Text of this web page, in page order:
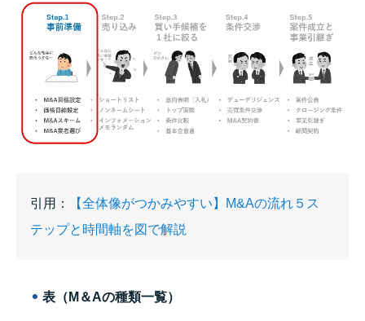
引用：
【全体像がつかみやすい】M&Aの流れ５ス
テップと時間軸を図で解説
表（M＆Aの種類一覧）